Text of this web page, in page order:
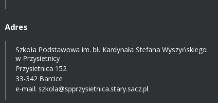
Adres
Szkoła Podstawowa im. bł. Kardynała Stefana Wyszyńskiego
w Przysietnicy
Przysietnica 152
33-342 Barcice
e-mail: szkola@spprzysietnica.stary.sacz.pl